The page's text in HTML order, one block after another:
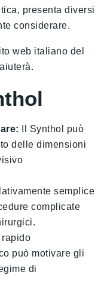
presenta diversi
considerare.
web italiano del
Il Synthol può
delle dimensioni
semplice
complicate
rapido
può motivare gli
di